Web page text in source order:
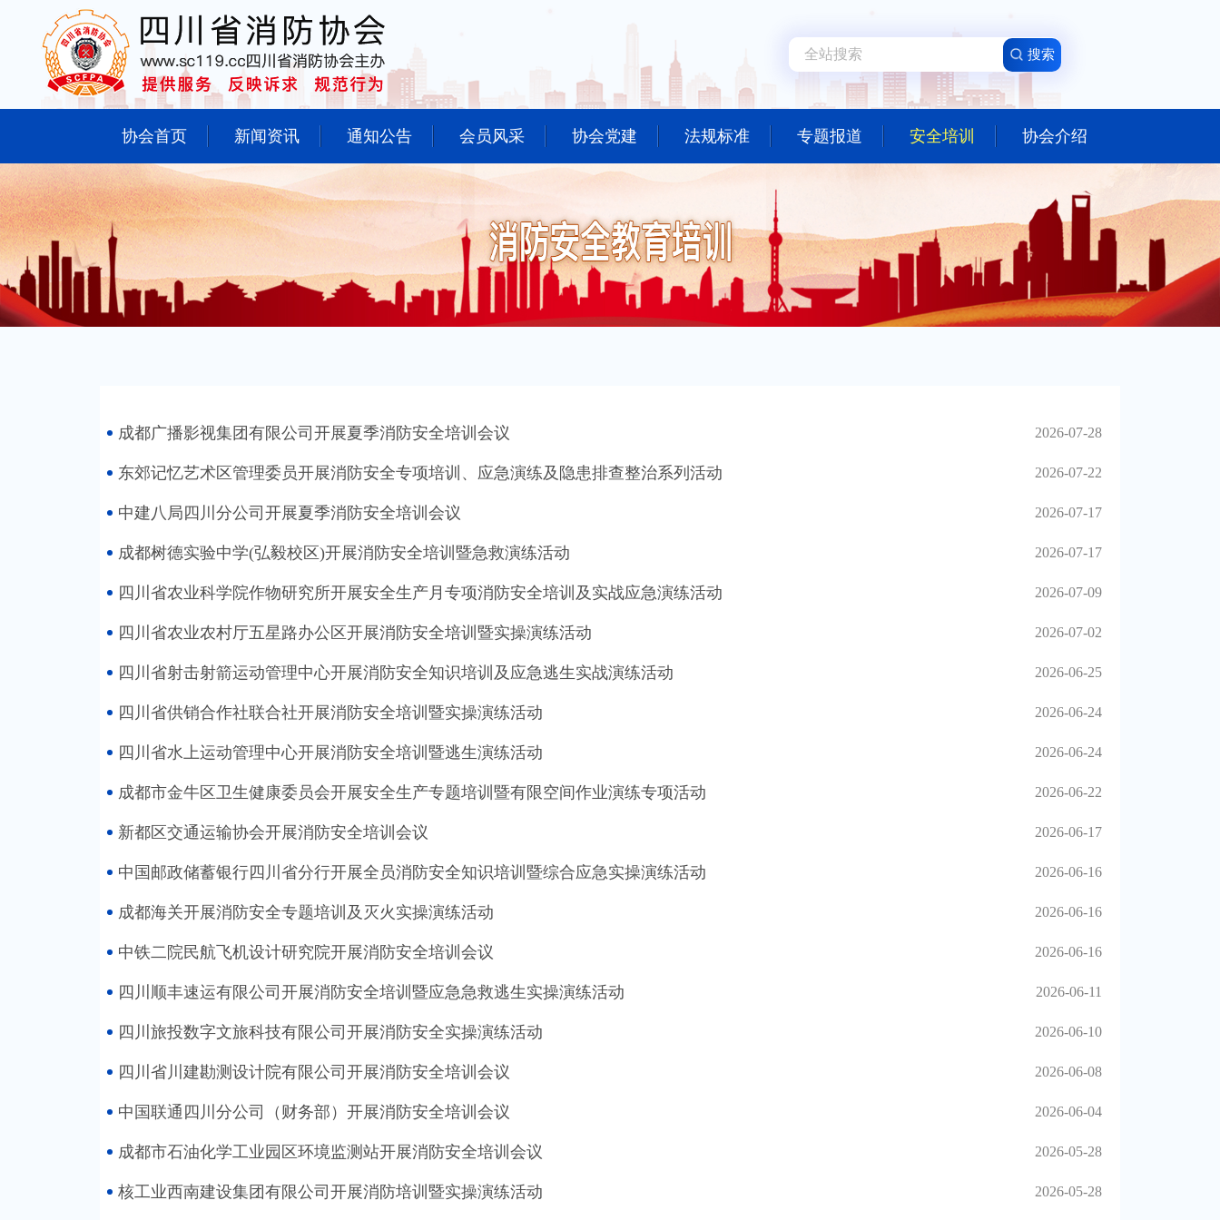
协会首页 新闻资讯 通知公告 会员风采 协会党建 法规标准 专题报道 安全培训 协会介绍
成都广播影视集团有限公司开展夏季消防安全培训会议 2026-07-28
东郊记忆艺术区管理委员开展消防安全专项培训、应急演练及隐患排查整治系列活动 2026-07-22
中建八局四川分公司开展夏季消防安全培训会议 2026-07-17
成都树德实验中学(弘毅校区)开展消防安全培训暨急救演练活动 2026-07-17
四川省农业科学院作物研究所开展安全生产月专项消防安全培训及实战应急演练活动 2026-07-09
四川省农业农村厅五星路办公区开展消防安全培训暨实操演练活动 2026-07-02
四川省射击射箭运动管理中心开展消防安全知识培训及应急逃生实战演练活动 2026-06-25
四川省供销合作社联合社开展消防安全培训暨实操演练活动 2026-06-24
四川省水上运动管理中心开展消防安全培训暨逃生演练活动 2026-06-24
成都市金牛区卫生健康委员会开展安全生产专题培训暨有限空间作业演练专项活动 2026-06-22
新都区交通运输协会开展消防安全培训会议 2026-06-17
中国邮政储蓄银行四川省分行开展全员消防安全知识培训暨综合应急实操演练活动 2026-06-16
成都海关开展消防安全专题培训及灭火实操演练活动 2026-06-16
中铁二院民航飞机设计研究院开展消防安全培训会议 2026-06-16
四川顺丰速运有限公司开展消防安全培训暨应急急救逃生实操演练活动 2026-06-11
四川旅投数字文旅科技有限公司开展消防安全实操演练活动 2026-06-10
四川省川建勘测设计院有限公司开展消防安全培训会议 2026-06-08
中国联通四川分公司（财务部）开展消防安全培训会议 2026-06-04
成都市石油化学工业园区环境监测站开展消防安全培训会议 2026-05-28
核工业西南建设集团有限公司开展消防培训暨实操演练活动 2026-05-28